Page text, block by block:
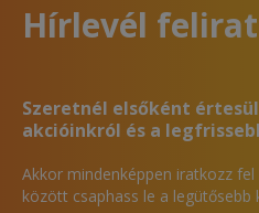
Hírlevél
Szeretnél elsőként
akcióinkról és a
Akkor mindenképpen iratkozz
között csaphass le a legütősebb